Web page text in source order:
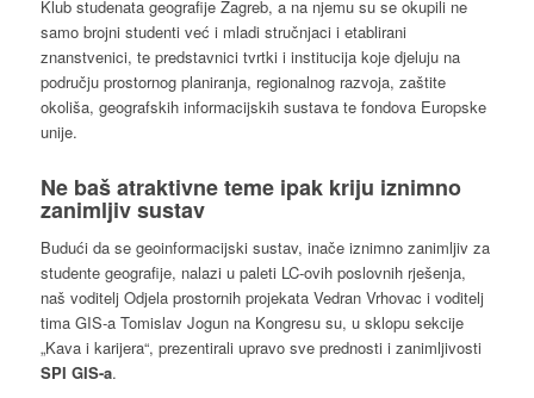
Klub studenata geografije Zagreb, a na njemu su se okupili ne
samo brojni studenti već i mladi stručnjaci i etablirani
znanstvenici, te predstavnici tvrtki i institucija koje djeluju na
području prostornog planiranja, regionalnog razvoja, zaštite
okoliša, geografskih informacijskih sustava te fondova Europske
unije.
Ne baš atraktivne teme ipak kriju iznimno
zanimljiv sustav
Budući da se geoinformacijski sustav, inače iznimno zanimljiv za
studente geografije, nalazi u paleti LC-ovih poslovnih rješenja,
naš voditelj Odjela prostornih projekata Vedran Vrhovac i voditelj
tima GIS-a Tomislav Jogun na Kongresu su, u sklopu sekcije
„Kava i karijera“, prezentirali upravo sve prednosti i zanimljivosti
SPI GIS-a.